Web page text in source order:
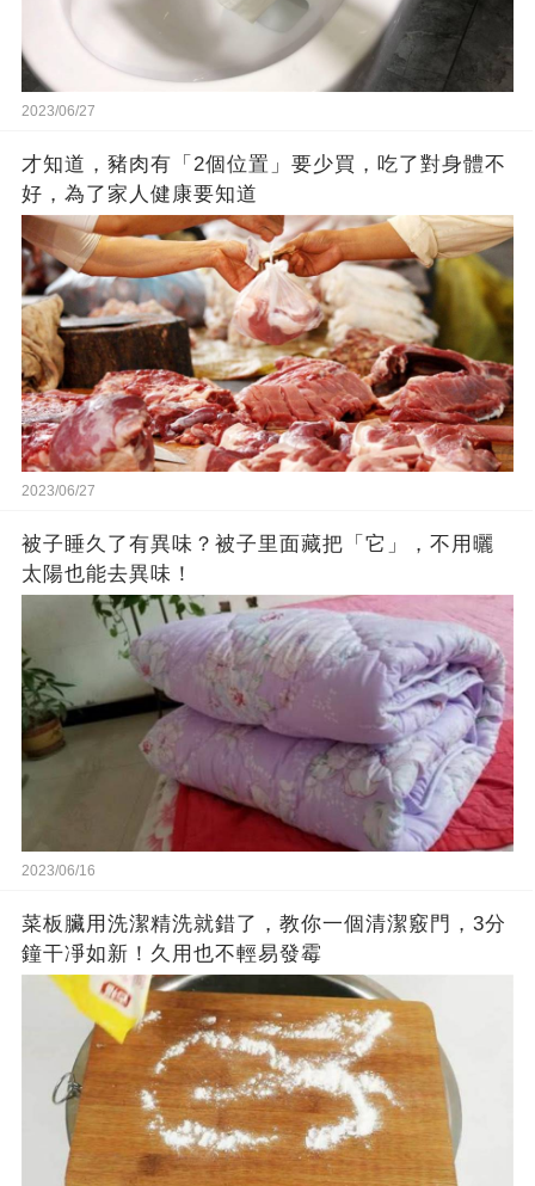
2023/06/27
才知道，豬肉有「2個位置」要少買，吃了對身體不
好，為了家人健康要知道
2023/06/27
被子睡久了有異味？被子里面藏把「它」，不用曬
太陽也能去異味！
2023/06/16
菜板臟用洗潔精洗就錯了，教你一個清潔竅門，3分
鐘干凈如新！久用也不輕易發霉